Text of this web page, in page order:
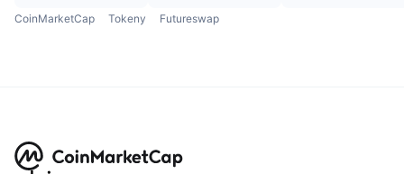
CoinMarketCap Tokeny Futureswap